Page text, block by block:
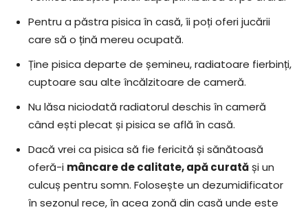
Pentru a păstra pisica în casă, îi poți oferi jucării
care să o țină mereu ocupată.
Ține pisica departe de șemineu, radiatoare fierbinți,
cuptoare sau alte încălzitoare de cameră.
Nu lăsa niciodată radiatorul deschis în cameră
când ești plecat și pisica se află în casă.
Dacă vrei ca pisica să fie fericită și sănătoasă
oferă-i mâncare de calitate, apă curatăși un
culcuș pentru somn. Folosește un dezumidificator
în sezonul rece, în acea zonă din casă unde este